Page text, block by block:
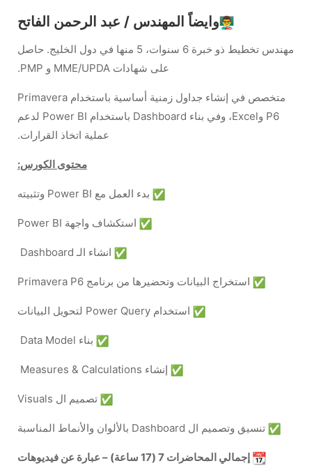
وايضاً المهندس / عبد الرحمن الفاتح
مهندس تخطيط ذو خبرة 6 سنوات، 5 منها في دول الخليج. حاصل
على شهادات MME/UPDA و PMP.
متخصص في إنشاء جداول زمنية أساسية باستخدام Primavera
P6 وExcel، وفي بناء Dashboard باستخدام Power BI لدعم
عملية اتخاذ القرارات.
محتوى الكورس:
بدء العمل مع Power BI وتثبيته
استكشاف واجهة Power BI
انشاء الـ Dashboard
استخراج البيانات وتحضيرها من برنامج Primavera P6
استخدام Power Query لتحويل البيانات
بناء Data Model
إنشاء Measures & Calculations
تصميم ال Visuals
تنسيق وتصميم ال Dashboard بالألوان والأنماط المناسبة
إجمالي المحاضرات 7 (17 ساعة) – عبارة عن فيديوهات